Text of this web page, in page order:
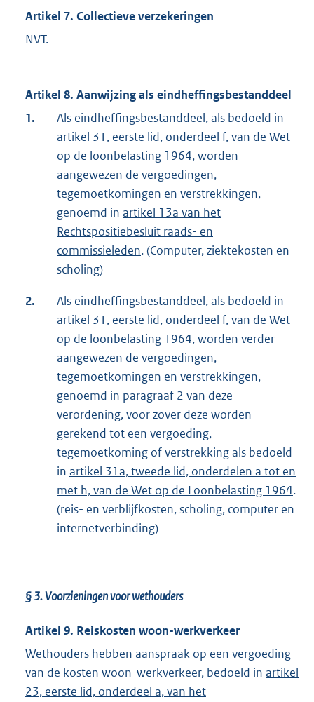
Artikel 7. Collectieve verzekeringen
NVT.
Artikel 8. Aanwijzing als eindheffingsbestanddeel
1.
Als eindheffingsbestanddeel, als bedoeld in
artikel 31, eerste lid, onderdeel f, van de Wet
op de loonbelasting 1964, worden
aangewezen de vergoedingen,
tegemoetkomingen en verstrekkingen,
genoemd in artikel 13a van het
Rechtspositiebesluit raads- en
commissieleden. (Computer, ziektekosten en
scholing)
2.
Als eindheffingsbestanddeel, als bedoeld in
artikel 31, eerste lid, onderdeel f, van de Wet
op de loonbelasting 1964, worden verder
aangewezen de vergoedingen,
tegemoetkomingen en verstrekkingen,
genoemd in paragraaf 2 van deze
verordening, voor zover deze worden
gerekend tot een vergoeding,
tegemoetkoming of verstrekking als bedoeld
in artikel 31a, tweede lid, onderdelen a tot en
met h, van de Wet op de Loonbelasting 1964.
(reis- en verblijfkosten, scholing, computer en
internetverbinding)
§ 3.Voorzieningen voor wethouders
Artikel 9. Reiskosten woon-werkverkeer
Wethouders hebben aanspraak op een vergoeding
van de kosten woon-werkverkeer, bedoeld in artikel
23, eerste lid, onderdeel a, van het